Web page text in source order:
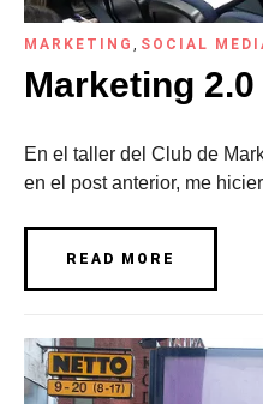
MARKETING SOCIAL
Marketing
En el taller del Club de
en el post anterior, me
READ MORE